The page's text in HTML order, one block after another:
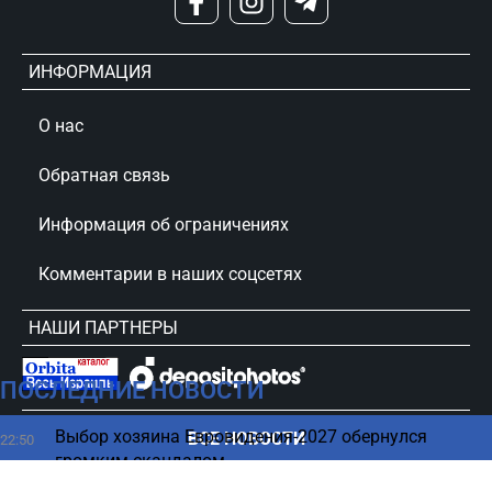
ПОСЛЕДНИЕ НОВОСТИ
22:50
Выбор хозяина Евровидения-2027 обернулся
громким скандалом
ВСЕ НОВОСТИ
ИНФОРМАЦИЯ
О нас
Обратная связь
Информация об ограничениях
Комментарии в наших соцсетях
НАШИ ПАРТНЕРЫ
сursorinfo.co.il © Все права защищены